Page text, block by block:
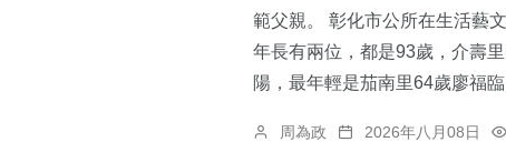
範父親。 彰化市公所在生活藝
年長有兩位，都是93歲，介壽
陽，最年輕是茄南里64歲廖福
周為政 2026年八月08日